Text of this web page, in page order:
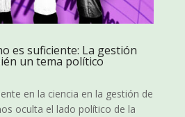
es suficiente: La gestión
un tema político
en la ciencia en la gestión de
oculta el lado político de la